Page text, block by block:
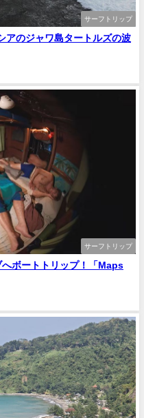
サーフトリップ
アのジャワ島タートルズの波
サーフトリップ
ボートトリップ！「Maps